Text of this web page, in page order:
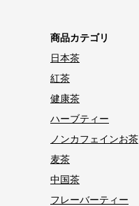
商品カテゴリ
日本茶
紅茶
健康茶
ハーブティー
ノンカフェインお茶
麦茶
中国茶
フレーバーティー